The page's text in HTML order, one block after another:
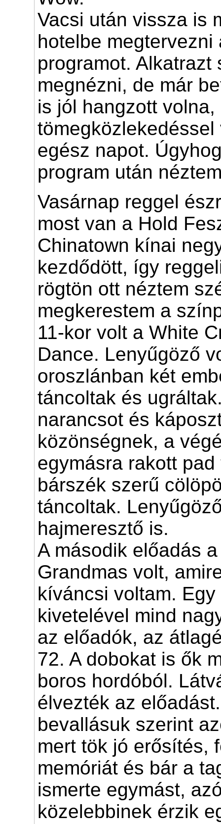
Vacsi után vissza is
hotelbe megtervezni
programot. Alkatrazt
megnézni, de már
is jól hangzott volna,
egész napot.
program után
Vasárnap reggel
most van a Hold
Chinatown kínai
kezdődött, így
rögtön ott néztem
megkerestem a
11-kor volt a White
Dance. Lenyűgöző
oroszlánban két
táncoltak és
narancsot és
közönségnek, a
egymásra rakott
bárszék szerű
táncoltak.
hajmeresztő is.
A második előadás
Grandmas volt,
kíváncsi voltam.
kivetelével mind
az előadók, az
72. A dobokat is ők
boros hordóból.
élvezték az
bevallásuk szerint
mert tök jó erősítés,
memóriát és bár a
ismerte egymást,
közelebbinek érzik